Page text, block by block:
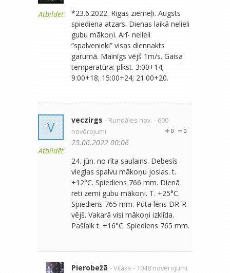
Atbildēt
*23.6.2022. Rīgas ziemeļi. Augsts
spiediena atzars. Dienas laikā nelieli
gubu mākoņi. Arī- nelieli
“spalvenieki” visas diennakts
garumā. Mainīgs vējš 1m/s. Gaisa
temperatūra: plkst. 3:00+14;
9:00+18; 15:00+24; 21:00+20.
V
Atbildēt
veczirgs - Rundāles nov. - 600
novērojumi
0
0
25.06.2022 00:06
24. jūn. no rīta saulains. Debesīs
vieglas spalvu mākoņu joslas. t.
+12°C. Spiediens 766 mm. Dienā
reti zemi gubu mākoņi. T. +25°C.
Spiediens 765 mm. Pūta lēns DR-R
vējš. Vakarā visi mākoņi izklīda.
Pašlaik t. +16°C. Spiediens 765 mm.
Pierobežā - Viļaka - 1048 novērojumi